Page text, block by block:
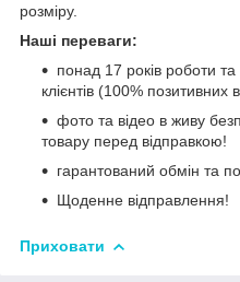
розміру.
Наші переваги:
понад 17 років роботи
клієнтів (100% позитивних
фото та відео в живу
товару перед відправкою!
гарантований обмін та
Щоденне відправлення!
Приховати